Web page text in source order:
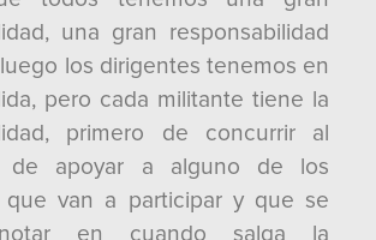
una gran responsabilidad
los dirigentes tenemos en
pero cada militante tiene la
primero de concurrir al
de apoyar a alguno de los
que van a participar y que se
en cuando salga la